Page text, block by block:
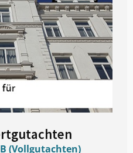
(Vollgutachten)